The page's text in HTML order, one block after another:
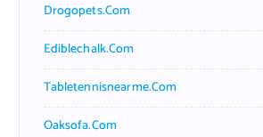
Drogopets.com
Ediblechalk.com
Tabletennisnearme.com
Oaksofa.com